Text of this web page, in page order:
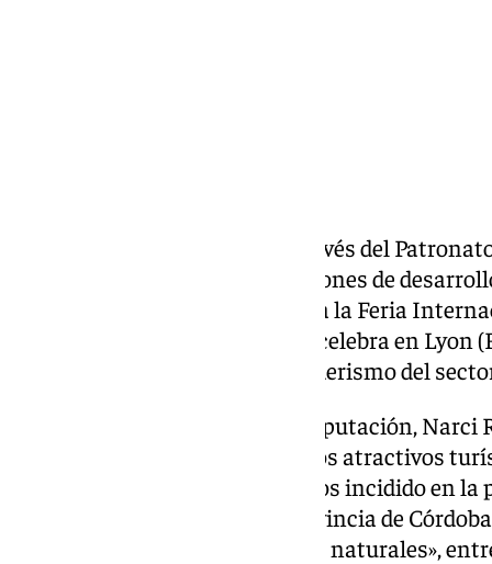
, a través del
Córdoba y dentro de las actuaciones de
provincia para este año, asiste a la Feria
‘, que se celebra en
de las principales ferias de senderismo del
La delegada de Turismo de la Diputación,
fundamental es promocionar los atractivos
componen la provincia». «Hemos incidido en
los parques naturales de la provincia de
senderos, vías verdes y caminos naturales»,